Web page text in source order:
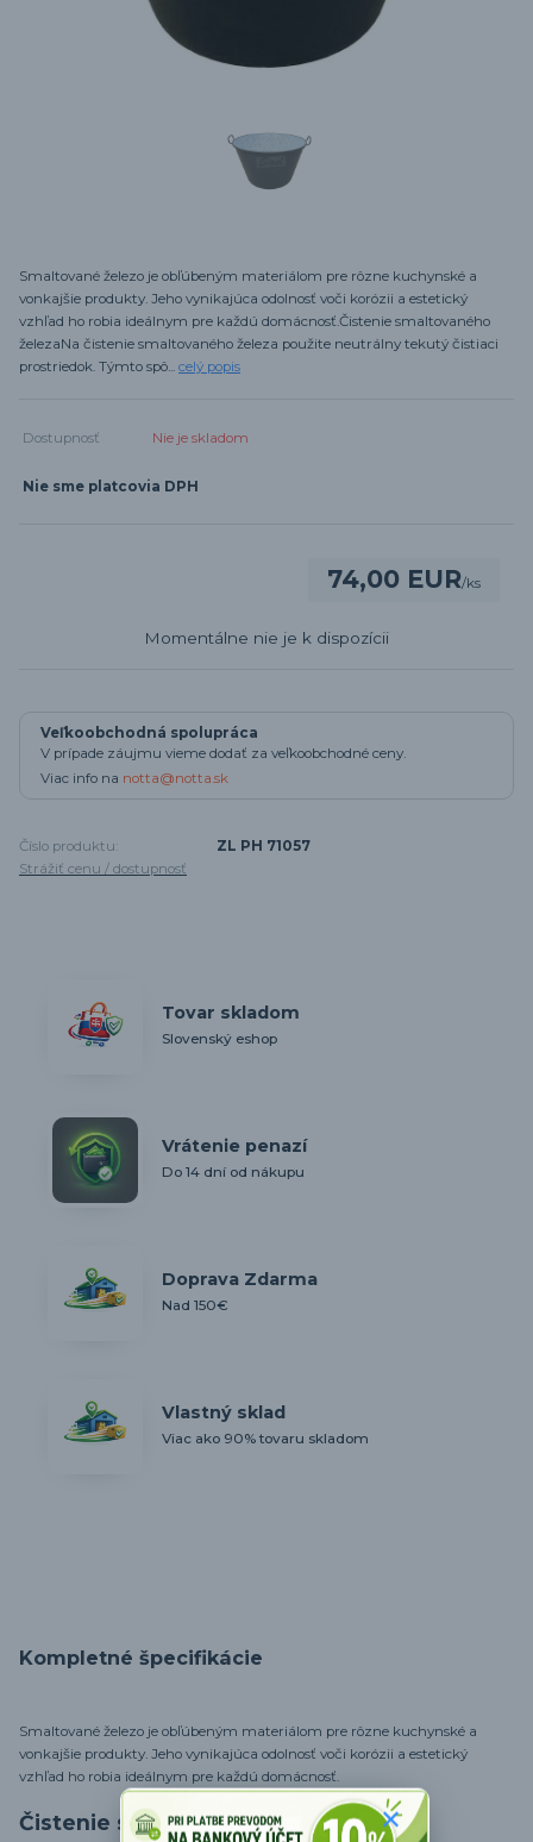
Smaltované železo je obľúbeným materiálom pre rôzne kuchynské a
vonkajšie produkty. Jeho vynikajúca odolnosť voči korózii a estetický
vzhľad ho robia ideálnym pre každú domácnosť.Čistenie smaltovaného
železaNa čistenie smaltovaného železa použite neutrálny tekutý čistiaci
prostriedok. Týmto spô... celý popis
Dostupnosť Nie je skladom
Nie sme platcovia DPH
74,00 EUR/ks
Momentálne nie je k dispozícii
Veľkoobchodná spolupráca
V prípade záujmu vieme dodať za veľkoobchodné ceny.
Viac info na notta@notta.sk
Číslo produktu:
ZL PH 71057
Strážiť cenu / dostupnosť
Tovar skladom
Slovenský eshop
Vrátenie penazí
Do 14 dní od nákupu
Doprava Zdarma
Nad 150€
Vlastný sklad
Viac ako 90% tovaru skladom
Kompletné špecifikácie
Smaltované železo je obľúbeným materiálom pre rôzne kuchynské a
vonkajšie produkty. Jeho vynikajúca odolnosť voči korózii a estetický
vzhľad ho robia ideálnym pre každú domácnosť.
Čistenie smaltovaného železa